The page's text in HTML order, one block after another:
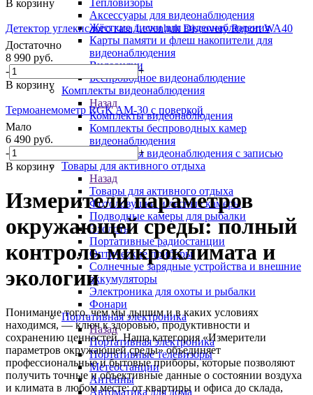
Тепловизоры
Аксессуары для видеонаблюдения
Жёсткие диски для видеонаблюдения
Карты памяти и флеш накопители для
видеонаблюдения
Видеоняни
Беспроводное видеонаблюдение
Комплекты видеонаблюдения
Назад
Комплекты видеонаблюдения
Комплекты беспроводных камер
видеонаблюдения
Комплекты видеонаблюдения с записью
Товары для активного отдыха
Назад
Товары для активного отдыха
Фотоловушки и лесные камеры
Подводные камеры для рыбалки
Эхолоты
Портативные радиостанции
Оптические приборы
Солнечные зарядные устройства и внешние
аккумуляторы
Электроника для охоты и рыбалки
Фонари
Портативная электроника
Назад
Портативная электроника
Портативные телевизоры
Метеостанции
Антенны
Автоматика для дома
В корзину
Детектор углекислого газа Levenhuk Discovery Report WA40
Достаточно
8 990 руб.
-
+
В корзину
Термоанемометр RGK AM-30 с поверкой
Мало
6 490 руб.
-
+
В корзину
Измерители параметров
окружающей среды: полный
контроль микроклимата и
экологии
Понимание того, чем мы дышим и в каких условиях
находимся, — ключ к здоровью, продуктивности и
сохранению ценностей. Наша категория «Измерители
параметров окружающей среды» объединяет
профессиональные и бытовые приборы, которые позволяют
получить точные и объективные данные о состоянии воздуха
и климата в любом месте: от квартиры и офиса до склада,